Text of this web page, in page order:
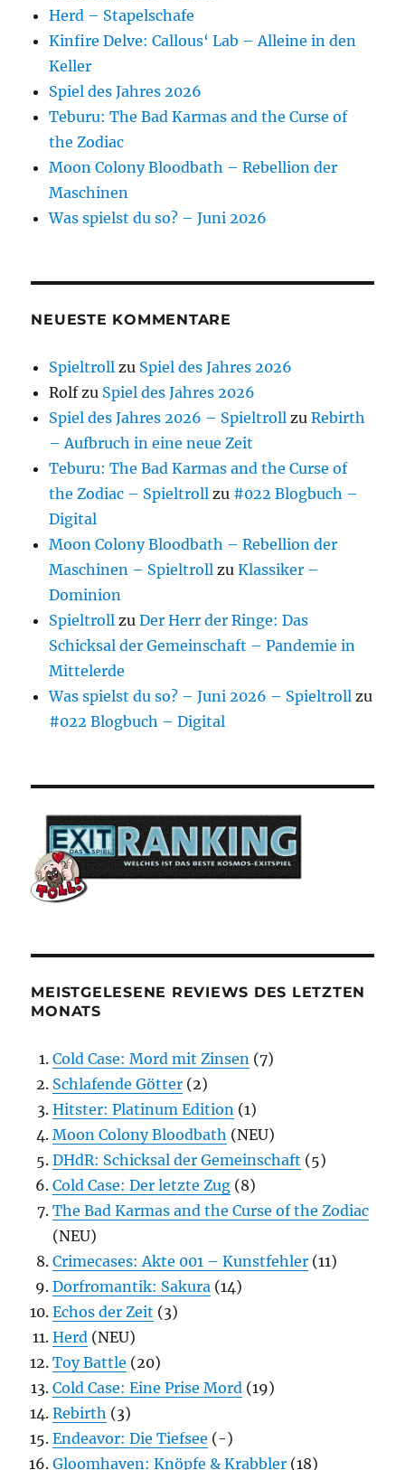
Herd – Stapelschafe
Kinfire Delve: Callous‘ Lab – Alleine in den
Keller
Spiel des Jahres 2026
Teburu: The Bad Karmas and the Curse of
the Zodiac
Moon Colony Bloodbath – Rebellion der
Maschinen
Was spielst du so? – Juni 2026
NEUESTE KOMMENTARE
Spieltroll zu Spiel des Jahres 2026
Rolfzu Spiel des Jahres 2026
Spiel des Jahres 2026 – Spieltroll zuRebirth
– Aufbruch in eine neue Zeit
Teburu: The Bad Karmas and the Curse of
the Zodiac – Spieltroll zu #022 Blogbuch –
Digital
Moon Colony Bloodbath – Rebellion der
Maschinen – Spieltroll zuKlassiker –
Dominion
Spieltroll zuDer Herr der Ringe: Das
Schicksal der Gemeinschaft – Pandemie in
Mittelerde
Was spielst du so? – Juni 2026 – Spieltroll zu
#022 Blogbuch – Digital
MEISTGELESENE REVIEWS DES LETZTEN
MONATS
Cold Case: Mord mit Zinsen (7)
Schlafende Götter (2)
Hitster: Platinum Edition (1)
Moon Colony Bloodbath (NEU)
DHdR: Schicksal der Gemeinschaft (5)
Cold Case: Der letzte Zug (8)
The Bad Karmas and the Curse of the Zodiac
(NEU)
Crimecases: Akte 001 – Kunstfehler (11)
Dorfromantik: Sakura (14)
Echos der Zeit (3)
Herd (NEU)
Toy Battle (20)
Cold Case: Eine Prise Mord (19)
Rebirth (3)
Endeavor: Die Tiefsee (-)
Gloomhaven: Knöpfe & Krabbler (18)